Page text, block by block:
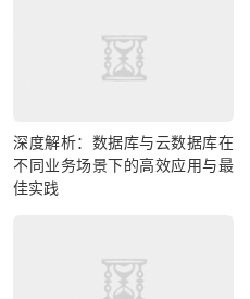
深度解析：数据库与云数据库在
不同业务场景下的高效应用与最
佳实践